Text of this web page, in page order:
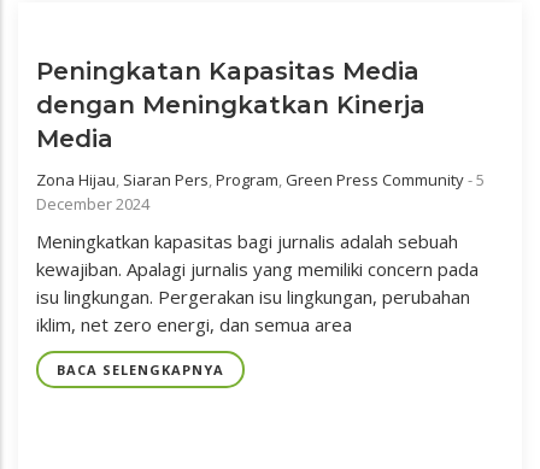
Peningkatan Kapasitas Media
dengan Meningkatkan Kinerja
Media
Zona Hijau, Siaran Pers,Program,Green Press Community-5
December 2024
Meningkatkan kapasitas bagi jurnalis adalah sebuah
kewajiban. Apalagi jurnalis yang memiliki concern pada
isu lingkungan. Pergerakan isu lingkungan, perubahan
iklim, net zero energi, dan semua area
BACA SELENGKAPNYA